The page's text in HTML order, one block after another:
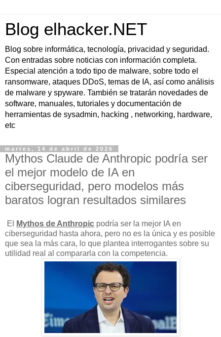
Blog elhacker.NET
Blog sobre informática, tecnología, privacidad y seguridad.
Con entradas sobre noticias con información completa.
Especial atención a todo tipo de malware, sobre todo el
ransomware, ataques DDoS, temas de IA, así como análisis
de malware y spyware. También se tratarán novedades de
software, manuales, tutoriales y documentación de
herramientas de sysadmin, hacking , networking, hardware,
etc
martes, 14 de abril de 2026
Mythos Claude de Anthropic podría ser
el mejor modelo de IA en
ciberseguridad, pero modelos más
baratos logran resultados similares
El Mythos de Anthropic podría ser la mejor IA en
ciberseguridad hasta ahora, pero no es la única y es posible
que sea la más cara, lo que plantea interrogantes sobre su
utilidad real al compararla con la competencia.